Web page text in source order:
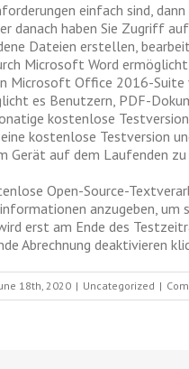
einfach sind,
danach haben Sie Zugriff
Dateien erstellen,
Microsoft Word
Microsoft Office 2016-Suite
es Benutzern, PDF-
kostenlose
kostenlose Testversion
Gerät auf dem Laufenden
Open-Source-
anzugeben, um
erst am Ende des
Abrechnung deaktivieren
18th, 2020 | Uncategorized |